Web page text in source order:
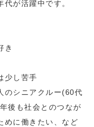
が活躍中です。
き
少し苦手
のシニアクルー(60代
後も社会とのつなが
めに働きたい、など